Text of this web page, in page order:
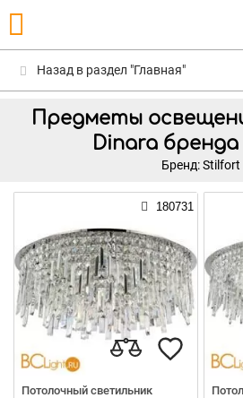
Назад в раздел "Главная"
Предметы
Dinara
Бренд: Stilfort
180731
Потолочный светильник